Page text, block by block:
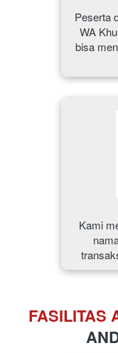
Peserta
WA
bisa
Kami
FASILITAS